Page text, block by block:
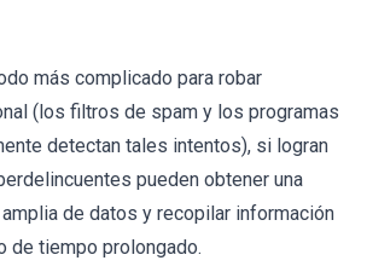
más complicado para robar
(los filtros de spam y los programas
detectan tales intentos), si logran
pueden obtener una
de datos y recopilar información
de tiempo prolongado.